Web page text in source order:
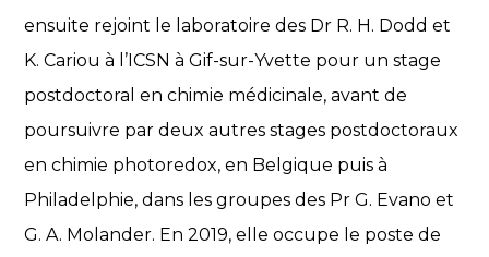
ensuite rejoint le laboratoire des Dr R. H. Dodd et
K. Cariou à l’ICSN à Gif-sur-Yvette pour un stage
postdoctoral en chimie médicinale, avant de
poursuivre par deux autres stages postdoctoraux
en chimie photoredox, en Belgique puis à
Philadelphie, dans les groupes des Pr G. Evano et
G. A. Molander. En 2019, elle occupe le poste de